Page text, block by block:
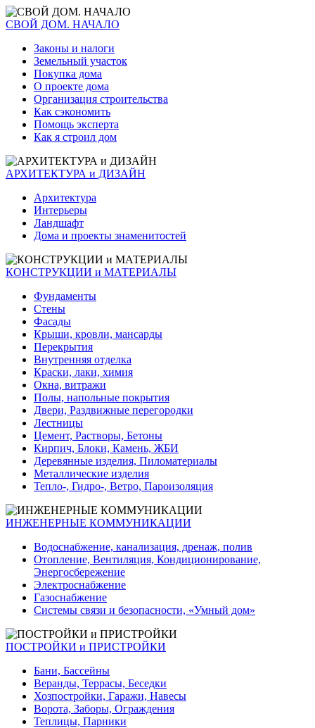
СВОЙ ДОМ. НАЧАЛО
Законы и налоги
Земельный участок
Покупка дома
О проекте дома
Организация строительства
Как сэкономить
Помощь эксперта
Как я строил дом
АРХИТЕКТУРА и ДИЗАЙН
Архитектура
Интерьеры
Ландшафт
Дома и проекты знаменитостей
КОНСТРУКЦИИ и МАТЕРИАЛЫ
Фундаменты
Стены
Фасады
Крыши, кровли, мансарды
Перекрытия
Внутренняя отделка
Краски, лаки, химия
Окна, витражи
Полы, напольные покрытия
Двери, Раздвижные перегородки
Лестницы
Цемент, Растворы, Бетоны
Кирпич, Блоки, Камень, ЖБИ
Деревянные изделия, Пиломатериалы
Металлические изделия
Тепло-, Гидро-, Ветро, Пароизоляция
ИНЖЕНЕРНЫЕ КОММУНИКАЦИИ
Водоснабжение, канализация, дренаж, полив
Отопление, Вентиляция, Кондиционирование,
Энергосбережение
Электроснабжение
Газоснабжение
Системы связи и безопасности, «Умный дом»
ПОСТРОЙКИ и ПРИСТРОЙКИ
Бани, Бассейны
Веранды, Террасы, Беседки
Хозпостройки, Гаражи, Навесы
Ворота, Заборы, Ограждения
Теплицы, Парники